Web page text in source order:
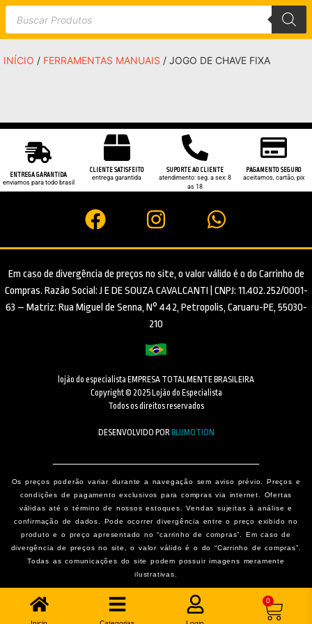
INÍCIO / FERRAMENTAS MANUAIS / JOGO DE CHAVE FIXA
ENTREGA GARANTIDA
enviamos para todo brasil
CLIENTE SATISFEITO
entrega garantida
SUPORTE AO CLIENTE
atendimento: seg. a sex: 8
as 18
PAGAMENTO SEGURO
aceitamos, cartão, pix
Em caso de divergência de preços no site, o valor válido é o do Carrinho de
Compras. Razão Social: J E DE SOUZA CAVALCANTI | CNPJ: 11.402.252/0001-
63 – Matriz: Rua Miguel de Senna, N° 442, Petropolis, Caruaru-PE, 55030-
210
lojão do especialista EMPRESA TOTALMENTE BRASILEIRA
Copyright © 2025 Lojão do Especialista
Todos os direitos reservados
DESENVOLVIDO PORBLUMOTION
Os preços poderão variar durante a navegação sem aviso prévio. Preços e
condições de pagamento exclusivos para compras via internet. Ofertas
válidas até o término de nossos estoques. Vendas sujeitas à análise e
confirmação de dados. Pode ocorrer divergência entre o preço exibido no
produto e o preço apresentado no “carrinho de compras”. Em caso de
divergência de preços no site, o valor válido é o do “Carrinho de compras”.
Todas as comunicações do site podem possuir imagens meramente
ilustrativas.
0